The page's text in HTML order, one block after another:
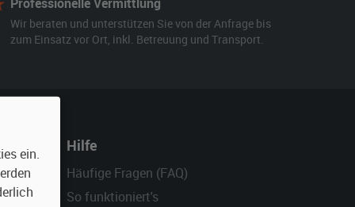
Wir beraten und unterstützen Sie von der Anfrage bis
zum Einsatz vor Ort, inkl. Betreuung und Transport.
Hilfe
Häufige Fragen (FAQ)
So funktioniert's
ein.